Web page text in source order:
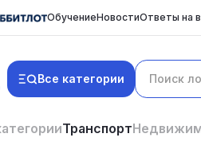
ОбучениеНовостиОтветы на
Все категории
Транспорт